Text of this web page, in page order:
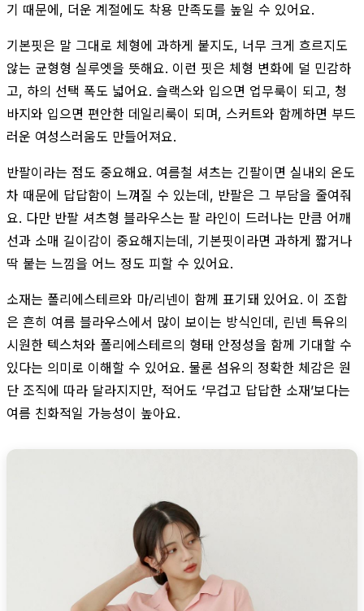
기 때문에, 더운 계절에도 착용 만족도를 높일 수 있어요.
기본핏은 말 그대로 체형에 과하게 붙지도, 너무 크게 흐르지도
않는 균형형 실루엣을 뜻해요. 이런 핏은 체형 변화에 덜 민감하
고, 하의 선택 폭도 넓어요. 슬랙스와 입으면 업무룩이 되고, 청
바지와 입으면 편안한 데일리룩이 되며, 스커트와 함께하면 부드
러운 여성스러움도 만들어져요.
반팔이라는 점도 중요해요. 여름철 셔츠는 긴팔이면 실내외 온도
차 때문에 답답함이 느껴질 수 있는데, 반팔은 그 부담을 줄여줘
요. 다만 반팔 셔츠형 블라우스는 팔 라인이 드러나는 만큼 어깨
선과 소매 길이감이 중요해지는데, 기본핏이라면 과하게 짧거나
딱 붙는 느낌을 어느 정도 피할 수 있어요.
소재는 폴리에스테르와 마/리넨이 함께 표기돼 있어요. 이 조합
은 흔히 여름 블라우스에서 많이 보이는 방식인데, 린넨 특유의
시원한 텍스처와 폴리에스테르의 형태 안정성을 함께 기대할 수
있다는 의미로 이해할 수 있어요. 물론 섬유의 정확한 체감은 원
단 조직에 따라 달라지지만, 적어도 ‘무겁고 답답한 소재’보다는
여름 친화적일 가능성이 높아요.